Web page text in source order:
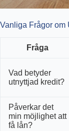
Vanliga Frågor om
Fråga
Vad betyder
utnyttjad kredit?
Påverkar det
min möjlighet att
få lån?